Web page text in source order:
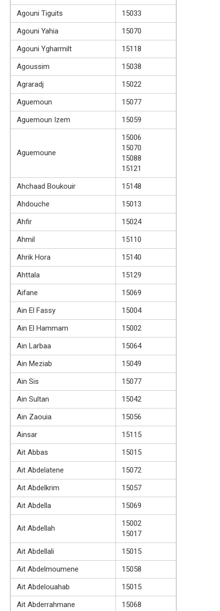
Agouni Tiguits
15033
Agouni Yahia
15070
Agouni Ygharmilt
15118
Agoussim
15038
Agraradj
15022
Aguemoun
15077
Aguemoun Izem
15059
Aguemoune
15006
15070
15088
15121
Ahchaad Boukouir
15148
Ahdouche
15013
Ahfir
15024
Ahmil
15110
Ahrik Hora
15140
Ahttala
15129
Aifane
15069
Ain El Fassy
15004
Ain El Hammam
15002
Ain Larbaa
15064
Ain Meziab
15049
Ain Sis
15077
Ain Sultan
15042
Ain Zaouia
15056
Ainsar
15115
Ait Abbas
15015
Ait Abdelatene
15072
Ait Abdelkrim
15057
Ait Abdella
15069
Ait Abdellah
15002
15017
Ait Abdellali
15015
Ait Abdelmoumene
15058
Ait Abdelouahab
15015
Ait Abderrahmane
15068